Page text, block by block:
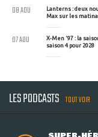
Lanterns : deux
Max sur les
08 AOU
X-Men '97 : la
saison 4 pour 2028
07 AOU
LES PODCASTS TOUT VOIR